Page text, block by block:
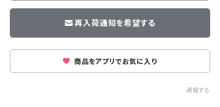
再入荷通知を希望する
商品をアプリでお気に入り
通報する